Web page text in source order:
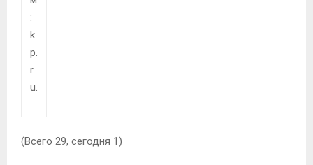
:
k
p.
r
u.
(Всего 29, сегодня 1)